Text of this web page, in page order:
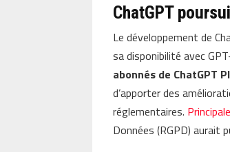
ChatGPT
Le développement de
sa disponibilité avec
abonnés de ChatGPT
d’apporter des
réglementaires.
Données (RGPD) aurait